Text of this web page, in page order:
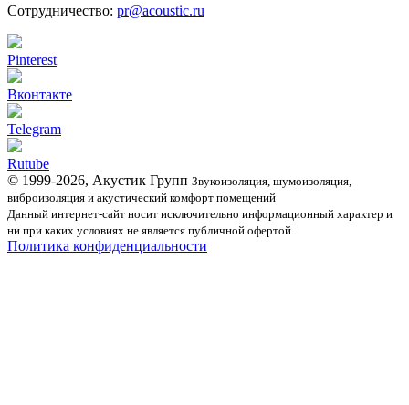
Сотрудничество: pr@acoustic.ru
Pinterest
Вконтакте
Telegram
Rutube
© 1999-2026, Акустик Групп Звукоизоляция, шумоизоляция,
виброизоляция и акустический комфорт помещений
Данный интернет-сайт носит исключительно информационный характер и
ни при каких условиях не является публичной офертой.
Политика конфиденциальности